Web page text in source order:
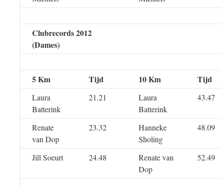
Clubrecords 2012
(Dames)
5 Km Tijd 10 Km Tijd
Laura
Batterink
21.21
Laura
Batterink
43.47
Renate
van Dop
23.32
Hanneke
Sholing
48.09
Jill Soeurt 24.48
Renate van
Dop
52.49